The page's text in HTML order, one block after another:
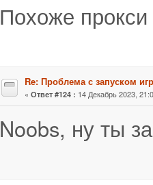
Похоже
Re: Проблема с запуском
« Ответ #124 : 14 Декабрь 2023,
Noobs, ну ты